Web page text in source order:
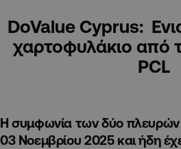
DoValue Cyprus:
χαρτοφυλάκιο από
PCL
Η συμφωνία των δύο πλευρών
03 Νοεμβρίου 2025 και ήδη